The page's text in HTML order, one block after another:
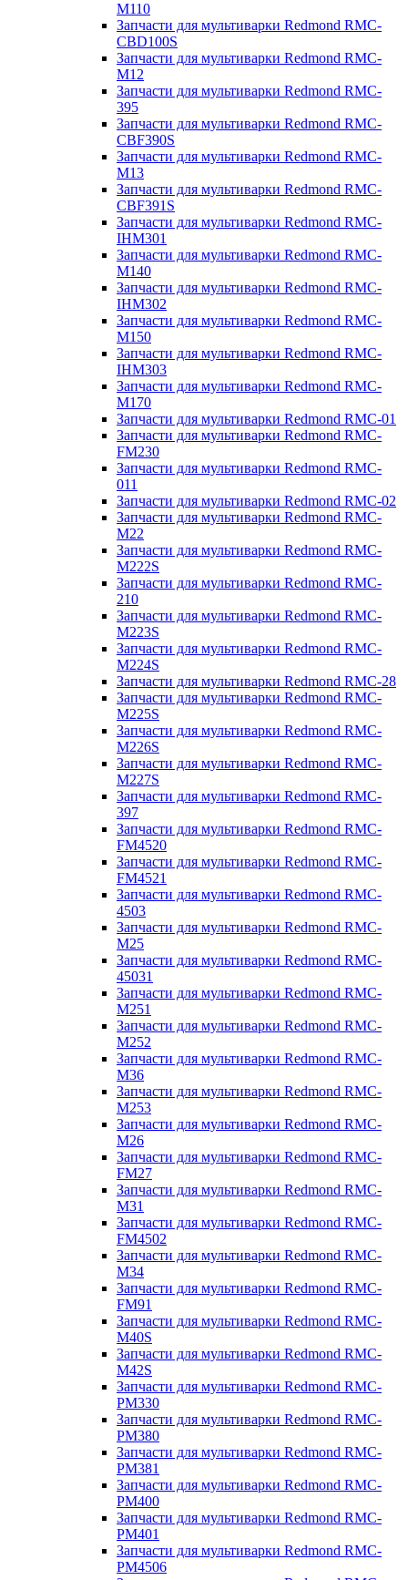
M110
Запчасти для мультиварки Redmond RMC-
CBD100S
Запчасти для мультиварки Redmond RMC-
M12
Запчасти для мультиварки Redmond RMC-
395
Запчасти для мультиварки Redmond RMC-
CBF390S
Запчасти для мультиварки Redmond RMC-
M13
Запчасти для мультиварки Redmond RMC-
CBF391S
Запчасти для мультиварки Redmond RMC-
IHM301
Запчасти для мультиварки Redmond RMC-
M140
Запчасти для мультиварки Redmond RMC-
IHM302
Запчасти для мультиварки Redmond RMC-
M150
Запчасти для мультиварки Redmond RMC-
IHM303
Запчасти для мультиварки Redmond RMC-
M170
Запчасти для мультиварки Redmond RMC-01
Запчасти для мультиварки Redmond RMC-
FM230
Запчасти для мультиварки Redmond RMC-
011
Запчасти для мультиварки Redmond RMC-02
Запчасти для мультиварки Redmond RMC-
M22
Запчасти для мультиварки Redmond RMC-
M222S
Запчасти для мультиварки Redmond RMC-
210
Запчасти для мультиварки Redmond RMC-
M223S
Запчасти для мультиварки Redmond RMC-
M224S
Запчасти для мультиварки Redmond RMC-28
Запчасти для мультиварки Redmond RMC-
M225S
Запчасти для мультиварки Redmond RMC-
M226S
Запчасти для мультиварки Redmond RMC-
M227S
Запчасти для мультиварки Redmond RMC-
397
Запчасти для мультиварки Redmond RMC-
FM4520
Запчасти для мультиварки Redmond RMC-
FM4521
Запчасти для мультиварки Redmond RMC-
4503
Запчасти для мультиварки Redmond RMC-
M25
Запчасти для мультиварки Redmond RMC-
45031
Запчасти для мультиварки Redmond RMC-
M251
Запчасти для мультиварки Redmond RMC-
M252
Запчасти для мультиварки Redmond RMC-
M36
Запчасти для мультиварки Redmond RMC-
M253
Запчасти для мультиварки Redmond RMC-
M26
Запчасти для мультиварки Redmond RMC-
FM27
Запчасти для мультиварки Redmond RMC-
M31
Запчасти для мультиварки Redmond RMC-
FM4502
Запчасти для мультиварки Redmond RMC-
M34
Запчасти для мультиварки Redmond RMC-
FM91
Запчасти для мультиварки Redmond RMC-
M40S
Запчасти для мультиварки Redmond RMC-
M42S
Запчасти для мультиварки Redmond RMC-
PM330
Запчасти для мультиварки Redmond RMC-
PM380
Запчасти для мультиварки Redmond RMC-
PM381
Запчасти для мультиварки Redmond RMC-
PM400
Запчасти для мультиварки Redmond RMC-
PM401
Запчасти для мультиварки Redmond RMC-
PM4506